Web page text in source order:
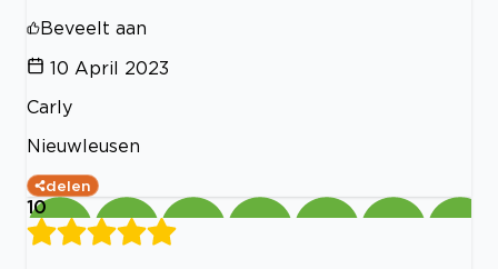
Beveelt aan
10 April 2023
Carly
Nieuwleusen
delen
10